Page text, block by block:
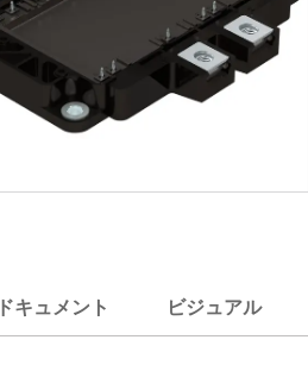
ドキュメント ビジュアル